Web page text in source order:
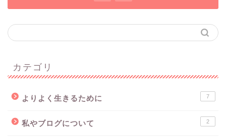
カテゴリ
よりよく生きるために 7
私やブログについて 2